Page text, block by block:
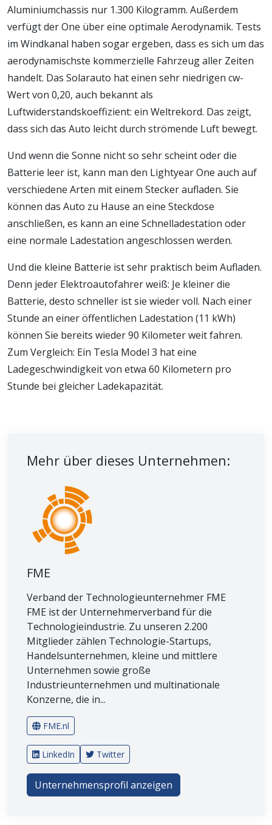
Aluminiumchassis nur 1.300 Kilogramm. Außerdem
verfügt der One über eine optimale Aerodynamik. Tests
im Windkanal haben sogar ergeben, dass es sich um das
aerodynamischste kommerzielle Fahrzeug aller Zeiten
handelt. Das Solarauto hat einen sehr niedrigen cw-
Wert von 0,20, auch bekannt als
Luftwiderstandskoeffizient: ein Weltrekord. Das zeigt,
dass sich das Auto leicht durch strömende Luft bewegt.
Und wenn die Sonne nicht so sehr scheint oder die
Batterie leer ist, kann man den Lightyear One auch auf
verschiedene Arten mit einem Stecker aufladen. Sie
können das Auto zu Hause an eine Steckdose
anschließen, es kann an eine Schnelladestation oder
eine normale Ladestation angeschlossen werden.
Und die kleine Batterie ist sehr praktisch beim Aufladen.
Denn jeder Elektroautofahrer weiß: Je kleiner die
Batterie, desto schneller ist sie wieder voll. Nach einer
Stunde an einer öffentlichen Ladestation (11 kWh)
können Sie bereits wieder 90 Kilometer weit fahren.
Zum Vergleich: Ein Tesla Model 3 hat eine
Ladegeschwindigkeit von etwa 60 Kilometern pro
Stunde bei gleicher Ladekapazität.
Mehr über dieses Unternehmen:
FME
Verband der Technologieunternehmer FME
FME ist der Unternehmerverband für die
Technologieindustrie. Zu unseren 2.200
Mitglieder zählen Technologie-Startups,
Handelsunternehmen, kleine und mittlere
Unternehmen sowie große
Industrieunternehmen und multinationale
Konzerne, die in...
FME.nl
LinkedIn Twitter
Unternehmensprofil anzeigen